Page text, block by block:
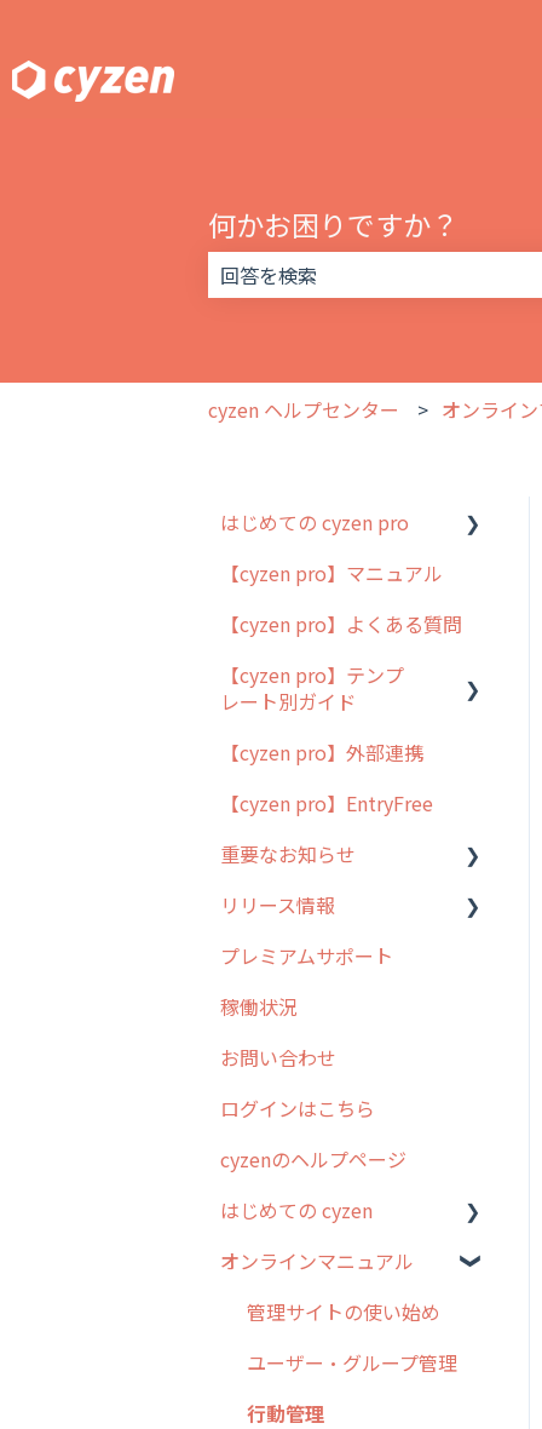
何かお困りですか？
cyzen ヘルプセンター オンライ
はじめての cyzen pro
cyzen pro とは？
簡易マニュアル
cyzen proの位置情報取得
について
用語集
よくある質問
【cyzen pro】マニュアル
【cyzen pro】よくある質問
【cyzen pro】テンプ
レート別ガイド
ポスティング
ラウンダー
メンテナンス
外廻り営業
清掃
不動産
【cyzen pro】外部連携
【cyzen pro】EntryFree
重要なお知らせ
過去の重要なお知らせ
障害情報
リリース情報
リリース
2026年のリリース情報
2025年のリリース情報
2024年のリリース情報
2023年のリリース情報
過去のリリース
2019年までのリリース情
プレミアムサポート
稼働状況
お問い合わせ
ログインはこちら
cyzenのヘルプページ
はじめての cyzen
0. はじめてのcyzenの使い
オンラインマニュアル
管理サイトの使い始め
ユーザー・グループ管理
行動管理